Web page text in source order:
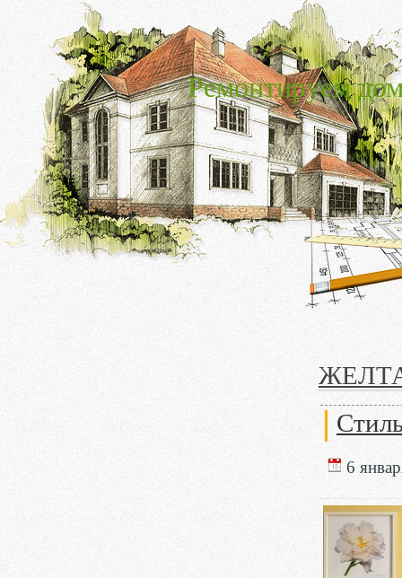
Ремонтируем
6